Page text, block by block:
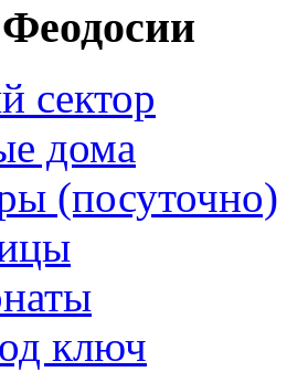
сектор
дома
(посуточно)
ключ